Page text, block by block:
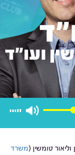
ועו"ד
משרד